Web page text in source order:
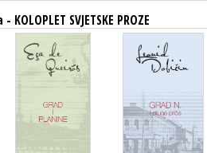
SVJETSKE PROZE